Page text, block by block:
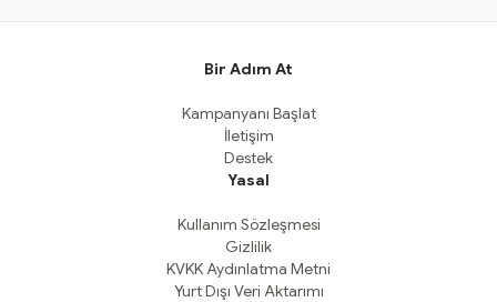
Bir Adım At
Kampanyanı Başlat
İletişim
Destek
Yasal
Kullanım Sözleşmesi
Gizlilik
KVKK Aydınlatma Metni
Yurt Dışı Veri Aktarımı